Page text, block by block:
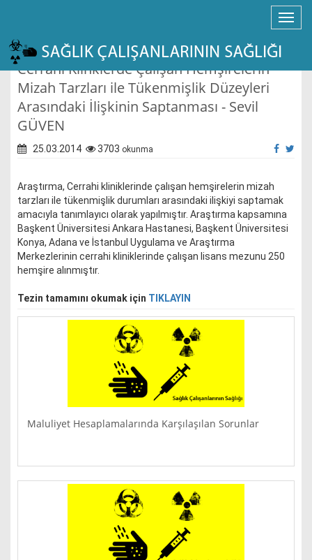
Cerrahi Klinklerde Çalışan Hemşirelerin
Mizah Tarzları ile Tükenmişlik Düzeyleri
Arasındaki İlişkinin Saptanması - Sevil
GÜVEN
25.03.2014 3703 okunma
Araştırma, Cerrahi kliniklerinde çalışan hemşirelerin mizah
tarzları ile tükenmişlik durumları arasındaki ilişkiyi saptamak
amacıyla tanımlayıcı olarak yapılmıştır. Araştırma kapsamına
Başkent Üniversitesi Ankara Hastanesi, Başkent Üniversitesi
Konya, Adana ve İstanbul Uygulama ve Araştırma
Merkezlerinin cerrahi kliniklerinde çalışan lisans mezunu 250
hemşire alınmıştır.
Tezin tamamını okumak için TIKLAYIN
Maluliyet Hesaplamalarında Karşılaşılan Sorunlar